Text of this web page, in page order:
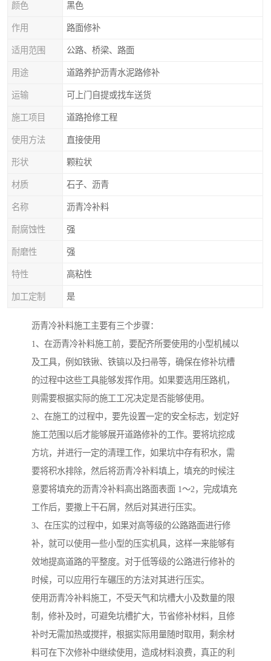
颜色 黑色
作用 路面修补
适用范围 公路、桥梁、路面
用途 道路养护沥青水泥路修补
运输 可上门自提或找车送货
施工项目 道路抢修工程
使用方法 直接使用
形状 颗粒状
材质 石子、沥青
名称 沥青冷补料
耐腐蚀性 强
耐磨性 强
特性 高粘性
加工定制 是
沥青冷补料施工主要有三个步骤：
1、在沥青冷补料施工前，要配齐所要使用的小型机械以
及工具，例如铁锹、铁镐以及扫帚等，确保在修补坑槽
的过程中这些工具能够发挥作用。如果要选用压路机，
则需要根据实际的施工工况决定是否能够使用。
2、在施工的过程中，要先设置一定的安全标志，划定好
施工范围以后才能够展开道路修补的工作。要将坑挖成
方坑，并进行一定的清理工作，如果坑中存有积水，需
要将积水排除，然后将沥青冷补料填上，填充的时候注
意要将填充的沥青冷补料高出路面表面 1～2，完成填充
工作后，要撒上干石屑，然后对其进行压实。
3、在压实的过程中，如果对高等级的公路路面进行修
补，就可以使用一些小型的压实机具，这样一来能够有
效地提高道路的平整度。对于低等级的公路进行修补的
时候，可以应用行车碾压的方法对其进行压实。
使用沥青冷补料施工，不受天气和坑槽大小及数量的限
制，修补及时，可避免坑槽扩大，节省修补材料，且修
补时无需加热或搅拌，根据实际用量随时取用，剩余材
料可在下次修补中继续使用，造成材料浪费，真正的利